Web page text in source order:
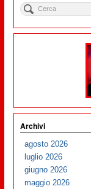
Archivi
agosto 2026
luglio 2026
giugno 2026
maggio 2026